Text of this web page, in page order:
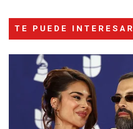
TE PUEDE INTERESAR